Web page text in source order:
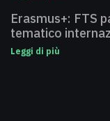
Erasmus+: FTS
tematico
Leggi di più